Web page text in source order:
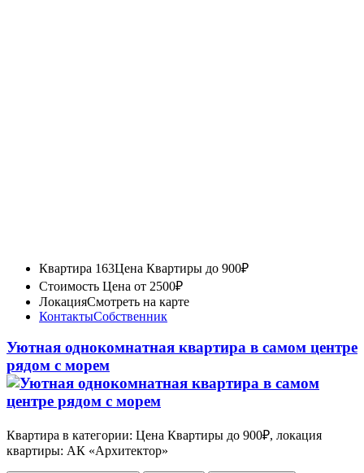
Квартира 163Цена Квартиры до 900₽
Стоимость Цена от 2500₽
ЛокацияСмотреть на карте
КонтактыСобственник
Уютная однокомнатная квартира в самом центре
рядом с морем
Квартира в категории: Цена Квартиры до 900₽, локация
квартиры: АК «Архитектор»